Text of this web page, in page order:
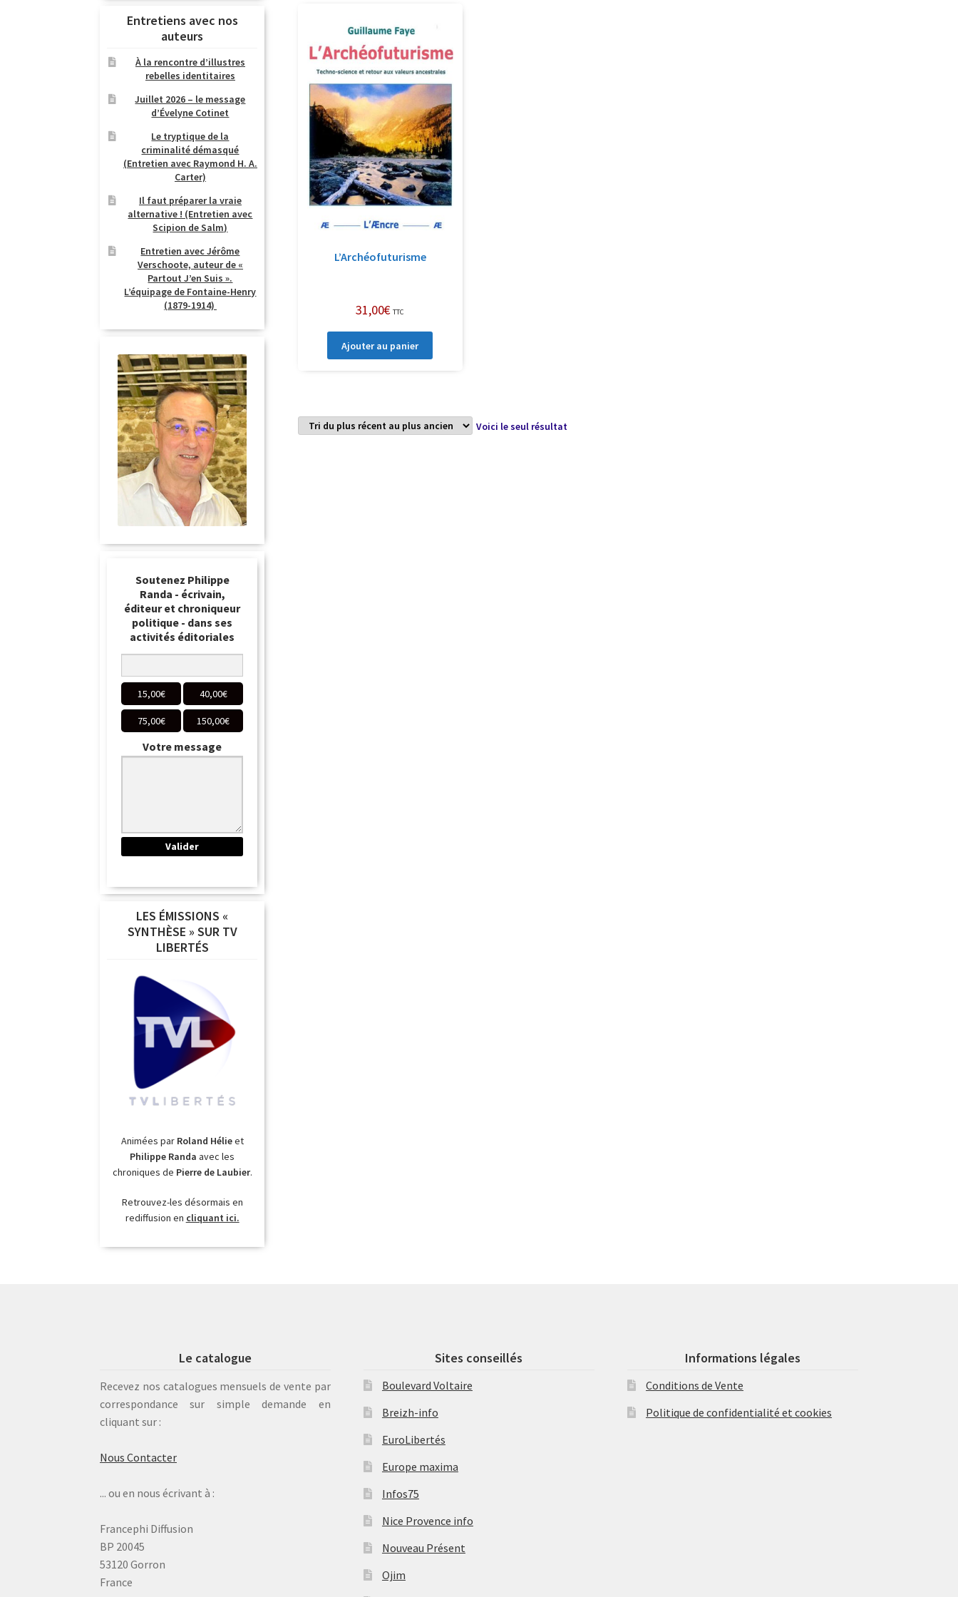
L’Archéofuturisme
31,00€ TTC
Ajouter au panier
Voici le seul résultat
Entretiens avec nos
auteurs
À la rencontre d’illustres
rebelles identitaires
Juillet 2026 – le message
d’Évelyne Cotinet
Le tryptique de la
criminalité démasqué
(Entretien avec Raymond H. A.
Carter)
Il faut préparer la vraie
alternative ! (Entretien avec
Scipion de Salm)
Entretien avec Jérôme
Verschoote, auteur de «
Partout J’en Suis ».
L’équipage de Fontaine-Henry
(1879-1914)
Soutenez Philippe
Randa - écrivain,
éditeur et chroniqueur
politique - dans ses
activités éditoriales
15,00€ 40,00€
75,00€ 150,00€
Votre message
LES ÉMISSIONS «
SYNTHÈSE » SUR TV
LIBERTÉS
Animées par Roland Hélieet
Philippe Randa avec les
chroniques de Pierre de Laubier.
Retrouvez-les désormais en
rediffusion en cliquant ici.
Le catalogue
Recevez nos catalogues mensuels de vente par
correspondance sur simple demande en
cliquant sur :
Nous Contacter
... ou en nous écrivant à :
Francephi Diffusion
BP 20045
53120 Gorron
France
Sites conseillés
Boulevard Voltaire
Breizh-info
EuroLibertés
Europe maxima
Infos75
Nice Provence info
Nouveau Présent
Ojim
Informations légales
Conditions de Vente
Politique de confidentialité et cookies